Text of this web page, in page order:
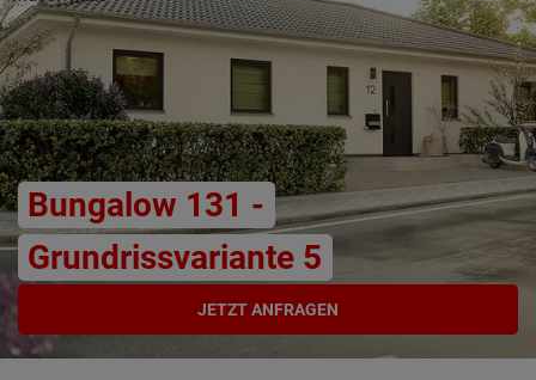
Bungalow 131 -
Grundrissvariante 5
JETZT ANFRAGEN